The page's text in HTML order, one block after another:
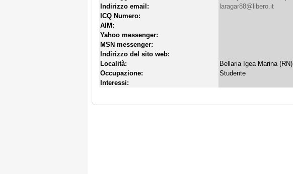
Indirizzo email:
laragar88@libero.it
ICQ Numero:
AIM:
Yahoo messenger:
MSN messenger:
Indirizzo del sito web:
Località:
Bellaria Igea Marina (RN)
Occupazione:
Studente
Interessi: